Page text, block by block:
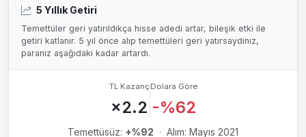
16 May 2012
31 May 2011 0.0487₺ %1.79 %25
28 May 1998
0.2100₺ %4.09
5 Yıllık Getiri
Temettüler geri yatırıldıkça hisse adedi artar, bileşik etki ile
getiri katlanır. 5 yıl önce alıp temettüleri geri yatırsaydınız,
paranız aşağıdaki kadar artardı.
TL Kazanç
×2.2
Dolara Göre
-%62
Temettüsüz: +%92 · Alım: Mayıs 2021